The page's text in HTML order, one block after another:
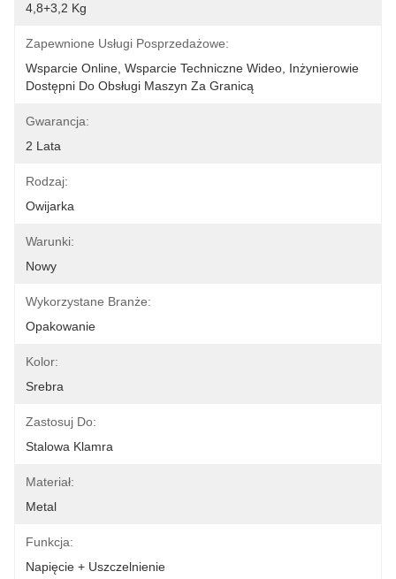
4,8+3,2 Kg
Zapewnione Usługi Posprzedażowe:
Wsparcie Online, Wsparcie Techniczne Wideo, Inżynierowie
Dostępni Do Obsługi Maszyn Za Granicą
Gwarancja:
2 Lata
Rodzaj:
Owijarka
Warunki:
Nowy
Wykorzystane Branże:
Opakowanie
Kolor:
Srebra
Zastosuj Do:
Stalowa Klamra
Materiał:
Metal
Funkcja:
Napięcie + Uszczelnienie